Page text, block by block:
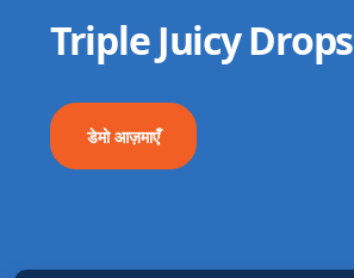
Triple Juicy Drops
डेमो आज़माएँ